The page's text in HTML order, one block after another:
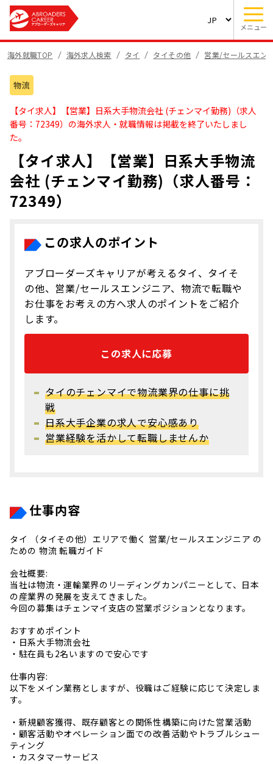
メニュー
海外就職TOP 海外求人検索 タイ タイその他 営業/セールスエン
物流
【タイ求人】【営業】日系大手物流会社 (チェンマイ勤務)（求人
番号：72349）の海外求人・就職情報は掲載を終了いたしまし
た。
【タイ求人】【営業】日系大手物流
会社 (チェンマイ勤務)（求人番号：
72349）
この求人のポイント
アブローダーズキャリアが考えるタイ、タイそ
の他、営業/セールスエンジニア、物流で転職や
お仕事をお考えの方へ求人のポイントをご紹介
します。
この求人に応募
タイのチェンマイで物流業界の仕事に挑
戦
日系大手企業の求人で安心感あり
営業経験を活かして転職しませんか
仕事内容
タイ （タイその他）エリアで働く 営業/セールスエンジニア の
ための 物流 転職ガイド
会社概要:
当社は物流・運輸業界のリーディングカンパニーとして、日本
の産業界の発展を支えてきました。
今回の募集はチェンマイ支店の営業ポジションとなります。
おすすめポイント
・日系大手物流会社
・駐在員も2名いますので安心です
仕事内容:
以下をメイン業務としますが、役職はご経験に応じて決定しま
す。
・新規顧客獲得、既存顧客との関係性構築に向けた営業活動
・顧客活動やオペレーション面での改善活動やトラブルシュー
ティング
・カスタマーサービス